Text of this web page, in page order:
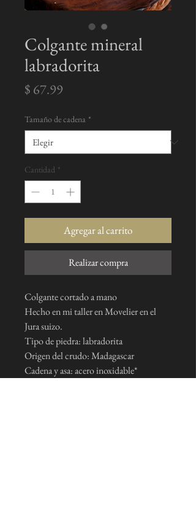
Colgante mineral
labradorita
$ 67.99
Tamaño de cadena *
Cantidad *
Agregar al carrito
Realizar compra
Colgante cortado a mano
Hecho en mi taller en Movelier en el
Jura suizo.
Tipo de piedra: labradorita
Origen del crudo: Madagascar
Cadena y asa: acero inoxidable*